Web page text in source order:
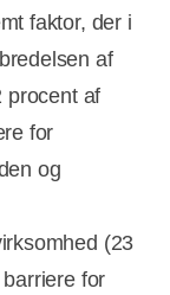
faktor, der i
af
procent af
for
og
(23
for